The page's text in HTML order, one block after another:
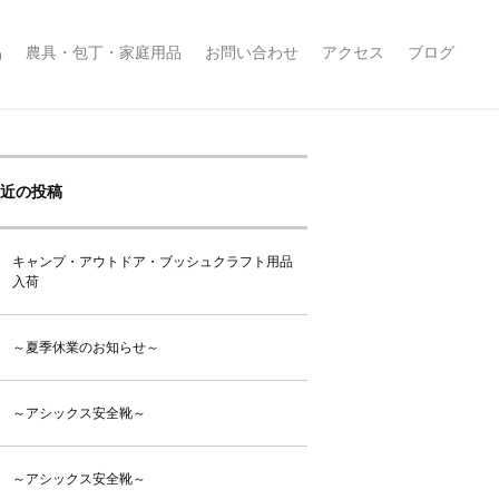
農具・包丁・家庭用品 お問い合わせ アクセス ブログ
の投稿
キャンプ・アウトドア・ブッシュクラフト用品
入荷
～夏季休業のお知らせ～
～アシックス安全靴～
～アシックス安全靴～